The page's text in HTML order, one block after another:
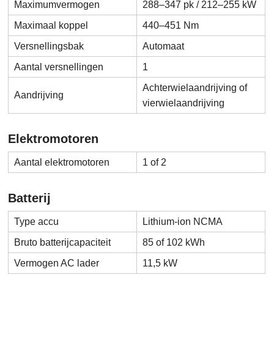
Maximumvermogen
288–347 pk / 212–255 kW
Maximaal koppel
440–451 Nm
Versnellingsbak
Automaat
Aantal versnellingen
1
Aandrijving
Achterwielaandrijving of
vierwielaandrijving
Elektromotoren
Aantal elektromotoren 1 of 2
Batterij
Type accu
Lithium-ion NCMA
Bruto batterijcapaciteit
85 of 102 kWh
Vermogen AC lader
11,5 kW